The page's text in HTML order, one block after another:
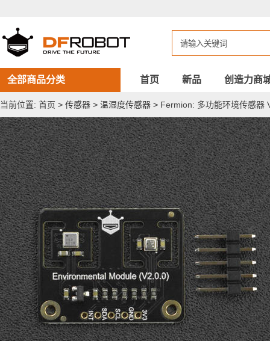
能
环
境
传
感
器
V2
-
ENS160+BME280
全部商品分类 首页 新品 创造力商
当前位置: 首页 > 传感器 > 温湿度传感器 > Fermion: 多功能环境传感器